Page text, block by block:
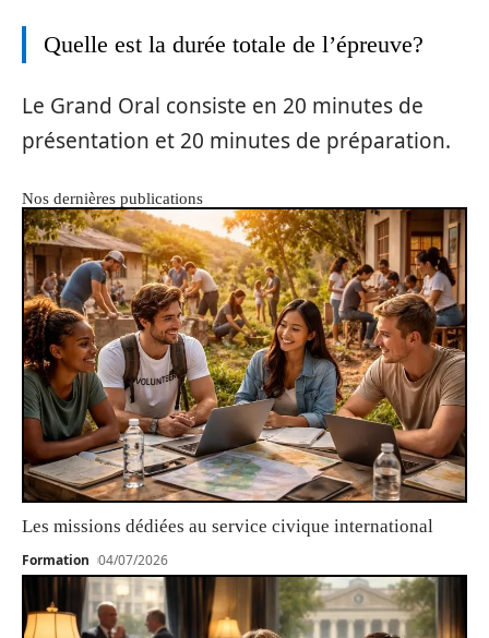
Quelle est la durée totale de l’épreuve?
Le Grand Oral consiste en 20 minutes de
présentation et 20 minutes de préparation.
Nos dernières publications
Les missions dédiées au service civique international
Formation 04/07/2026